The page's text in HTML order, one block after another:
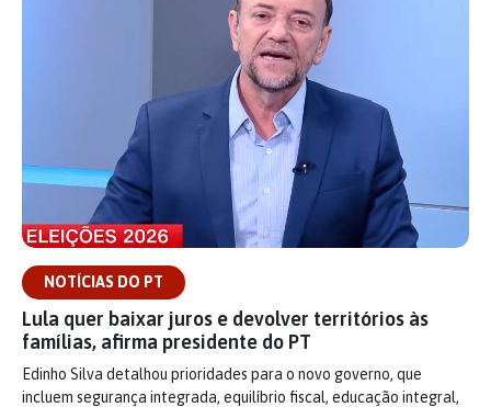
NOTÍCIAS DO PT
Lula quer baixar juros e devolver territórios às
famílias, afirma presidente do PT
Edinho Silva detalhou prioridades para o novo governo, que
incluem segurança integrada, equilíbrio fiscal, educação integral,